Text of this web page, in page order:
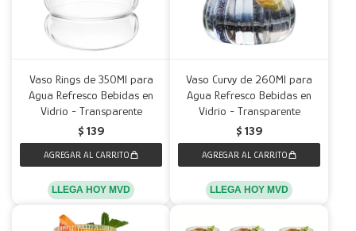
Vaso Rings de 350Ml para
Agua Refresco Bebidas en
Vidrio - Transparente
$ 139
LLEGA HOY MVD
Vaso Curvy de 260Ml para
Agua Refresco Bebidas en
Vidrio - Transparente
$ 139
LLEGA HOY MVD